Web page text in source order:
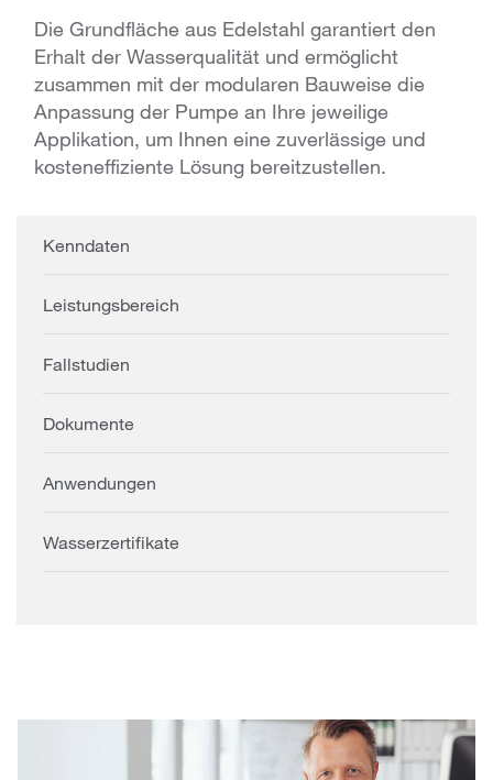
Die Grundfläche aus Edelstahl garantiert den
Erhalt der Wasserqualität und ermöglicht
zusammen mit der modularen Bauweise die
Anpassung der Pumpe an Ihre jeweilige
Applikation, um Ihnen eine zuverlässige und
kosteneffiziente Lösung bereitzustellen.
Kenndaten
Leistungsbereich
Fallstudien
Dokumente
Anwendungen
Wasserzertifikate